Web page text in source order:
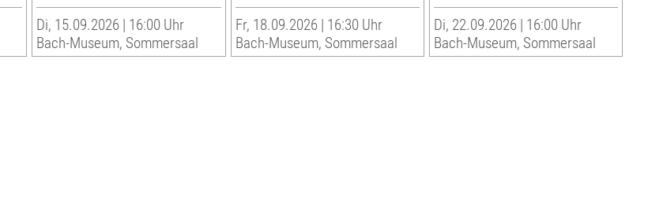
Di, 15.09.2026 | 16:00 Uhr
Bach-Museum, Sommersaal
Fr, 18.09.2026 | 16:30 Uhr
Bach-Museum, Sommersaal
Di, 22.09.2026 | 16:00 Uhr
Bach-Museum, Sommersaal